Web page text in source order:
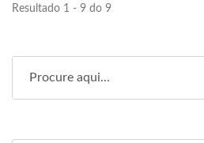
Resultado 1 - 9 do 9